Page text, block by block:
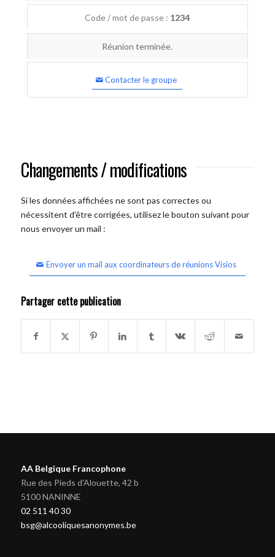
Code / mot de passe : 1234
Réunion terminée.
Contacter le groupe
Changements / modifications
Si les données affichées ne sont pas correctes ou
nécessitent d'être corrigées, utilisez le bouton suivant pour
nous envoyer un mail :
Envoyer un mail aux coordinateurs de réunions Visios
Partager cette publication
AA Belgique Francophone
Rue des Pieds d'Alouette, 42 b
5100 NANINNE
02 511 40 30
bsg@alcooliquesanonymes.be